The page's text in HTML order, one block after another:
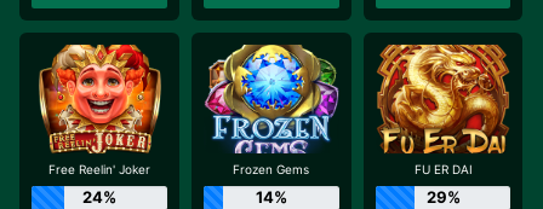
Free Reelin' Joker
24%
Frozen Gems
14%
FU ER DAI
29%